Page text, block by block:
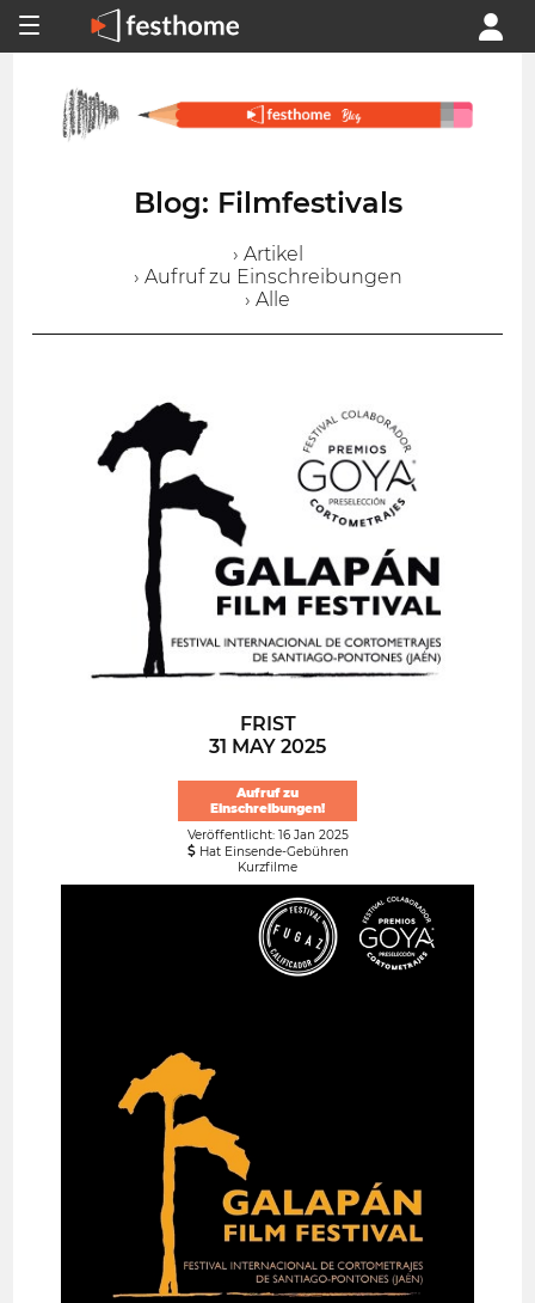
Blog: Filmfestivals
› Artikel
› Aufruf zu Einschreibungen
› Alle
FRIST
31 MAY 2025
Aufruf zu
Einschreibungen!
Veröffentlicht: 16 Jan 2025
Hat Einsende-Gebühren
Kurzfilme